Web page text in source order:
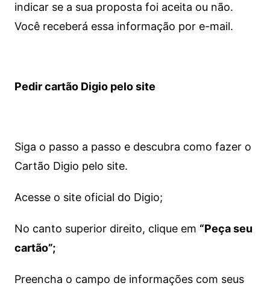
indicar se a sua proposta foi aceita ou não.
Você receberá essa informação por e-mail.
Pedir cartão Digio pelo site
Siga o passo a passo e descubra como fazer o
Cartão Digio pelo site.
Acesse o site oficial do Digio;
No canto superior direito, clique em “Peça seu
cartão”;
Preencha o campo de informações com seus